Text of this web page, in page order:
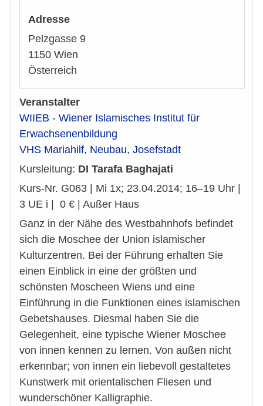
Adresse
Pelzgasse 9
1150 Wien
Österreich
Veranstalter
WIIEB - Wiener Islamisches Institut für
Erwachsenenbildung
VHS Mariahilf, Neubau, Josefstadt
Kursleitung: DI Tarafa Baghajati
Kurs-Nr. G063 | Mi 1x; 23.04.2014; 16–19 Uhr |
3 UE i | 0 € | Außer Haus
Ganz in der Nähe des Westbahnhofs befindet
sich die Moschee der Union islamischer
Kulturzentren. Bei der Führung erhalten Sie
einen Einblick in eine der größten und
schönsten Moscheen Wiens und eine
Einführung in die Funktionen eines islamischen
Gebetshauses. Diesmal haben Sie die
Gelegenheit, eine typische Wiener Moschee
von innen kennen zu lernen. Von außen nicht
erkennbar; von innen ein liebevoll gestaltetes
Kunstwerk mit orientalischen Fliesen und
wunderschöner Kalligraphie.